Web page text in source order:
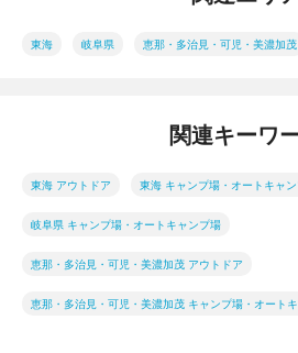
東海 岐阜県 恵那・多治見・可児・美濃加茂
関連キーワ
東海 アウトドア 東海 キャンプ場・オートキャ
岐阜県 キャンプ場・オートキャンプ場
恵那・多治見・可児・美濃加茂 アウトドア
恵那・多治見・可児・美濃加茂 キャンプ場・オート